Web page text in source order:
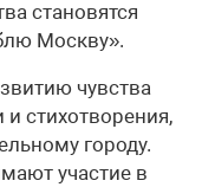
становятся
Москву».
чувства
стихотворения,
городу.
участие в